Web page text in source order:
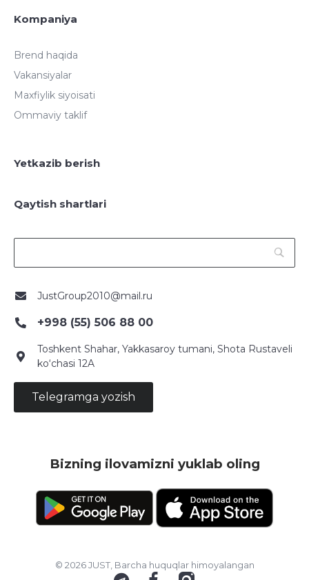
Kompaniya
Brend haqida
Vakansiyalar
Maxfiylik siyoisati
Ommaviy taklif
Yetkazib berish
Qaytish shartlari
JustGroup2010@mail.ru
+998 (55) 506 88 00
Toshkent Shahar, Yakkasaroy tumani, Shota Rustaveli
ko‘chasi 12A
Telegramga yozish
Bizning ilovamizni yuklab oling
© 2026 JUST, Barcha huquqlar himoyalangan